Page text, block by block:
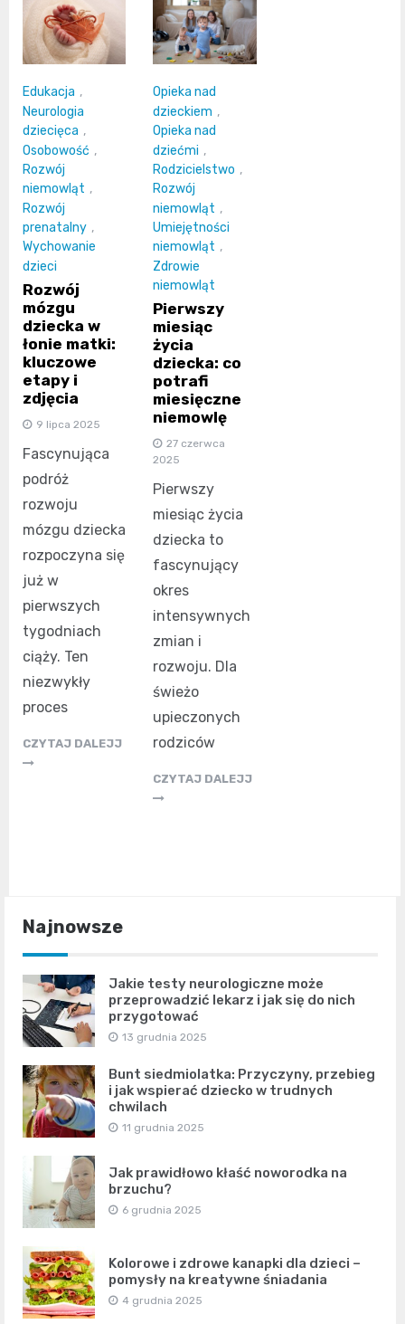
Edukacja ,
Neurologia
dziecięca ,
Osobowość ,
Rozwój
niemowląt ,
Rozwój
prenatalny ,
Wychowanie
dzieci
Rozwój
mózgu
dziecka w
łonie matki:
kluczowe
etapy i
zdjęcia
9 lipca 2025
Fascynująca
podróż
rozwoju
mózgu dziecka
rozpoczyna się
już w
pierwszych
tygodniach
ciąży. Ten
niezwykły
proces
CZYTAJ DALEJJ
Opieka nad
dzieckiem ,
Opieka nad
dziećmi ,
Rodzicielstwo ,
Rozwój
niemowląt ,
Umiejętności
niemowląt ,
Zdrowie
niemowląt
Pierwszy
miesiąc
życia
dziecka: co
potrafi
miesięczne
niemowlę
27 czerwca
2025
Pierwszy
miesiąc życia
dziecka to
fascynujący
okres
intensywnych
zmian i
rozwoju. Dla
świeżo
upieczonych
rodziców
CZYTAJ DALEJJ
Najnowsze
Jakie testy neurologiczne może
przeprowadzić lekarz i jak się do nich
przygotować
13 grudnia 2025
Bunt siedmiolatka: Przyczyny, przebieg
i jak wspierać dziecko w trudnych
chwilach
11 grudnia 2025
Jak prawidłowo kłaść noworodka na
brzuchu?
6 grudnia 2025
Kolorowe i zdrowe kanapki dla dzieci –
pomysły na kreatywne śniadania
4 grudnia 2025